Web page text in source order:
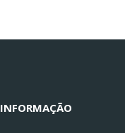
INFORMAÇÃO